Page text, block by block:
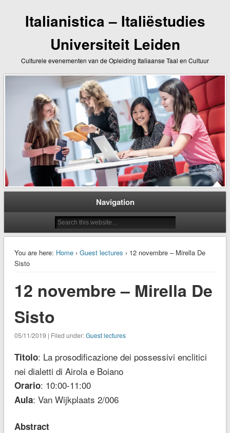
Italianistica – Italiëstudies
Universiteit Leiden
Culturele evenementen van de Opleiding Italiaanse Taal en Cultuur
Navigation
You are here: Home› Guest lectures › 12 novembre – Mirella De
Sisto
12 novembre – Mirella De
Sisto
05/11/2019 | Filed under:Guest lectures
Titolo: La prosodificazione dei possessivi enclitici
nei dialetti di Airola e Boiano
Orario: 10:00-11:00
Aula: Van Wijkplaats 2/006
Abstract